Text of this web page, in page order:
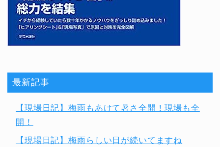
最新記事
【現場日記】梅雨もあけて暑さ全開！現場も全
開！
【現場日記】梅雨らしい日が続いてますね